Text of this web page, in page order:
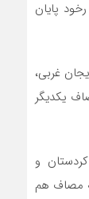
پایان
غربی،
یکدیگر
و
مصاف هم